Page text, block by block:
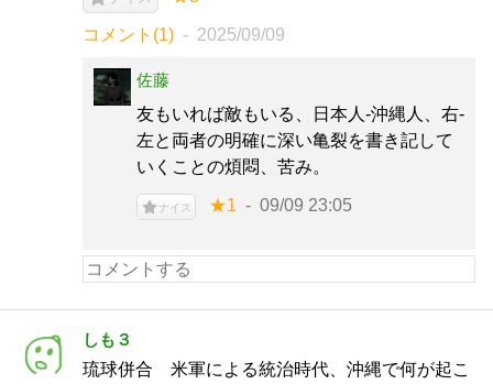
コメント(1) 2025/09/09
佐藤
友もいれば敵もいる、日本人-沖縄人、右-
左と両者の明確に深い亀裂を書き記して
いくことの煩悶、苦み。
ナイス ★1 09/09 23:05
しも３
琉球併合 米軍による統治時代、沖縄で何が起こ